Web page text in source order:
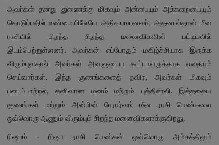
அவர்கள் தனது துணைக்கு மிகவும் அன்பையும் அக்கறையையும்
கொடுப்பதில் உண்மையிலேயே அதிசயமானவர், அதனால்தான் மீன
ராசியில் பிறந்த சிறந்த மனைவிகளின் பட்டியலில்
இடம்பெற்றுள்ளனர். அவர்கள் எப்போதும் மகிழ்ச்சியாக இருக்க
விரும்புவதால் அவர்கள் அவளுடைய கூட்டாளருக்காக எதையும்
செய்வார்கள். இந்த குணங்களைத் தவிர, அவர்கள் மிகவும்
படைப்பாற்றல், கனிவான மனம் மற்றும் புத்திசாலி. இத்தகைய
குணங்கள் மற்றும் அன்பின் பேரார்வம் மீன ராசி பெண்களை
ஒவ்வொரு ஆணும் விரும்பும் சிறந்த மனைவிகளாக்குகிறது.
ரிஷபம் - ரிஷப ராசி பெண்கள் ஒவ்வொரு அம்சத்திலும்